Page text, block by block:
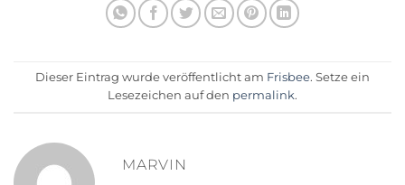
Dieser Eintrag wurde veröffentlicht am Frisbee. Setze ein
Lesezeichen auf den permalink.
MARVIN